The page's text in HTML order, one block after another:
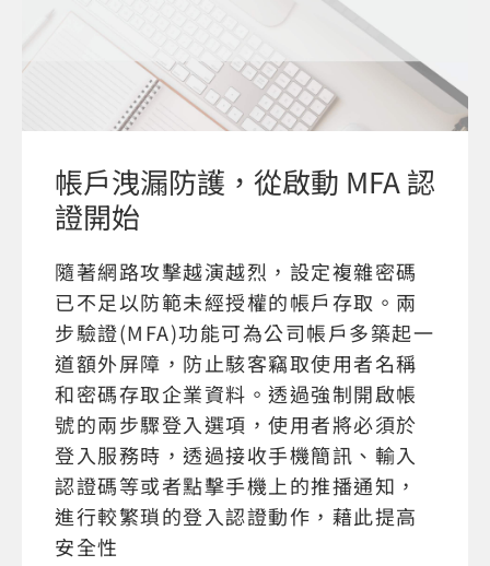
帳戶洩漏防護，從啟動 MFA 認
證開始
隨著網路攻擊越演越烈，設定複雜密碼
已不足以防範未經授權的帳戶存取。兩
步驗證(MFA)功能可為公司帳戶多築起一
道額外屏障，防止駭客竊取使用者名稱
和密碼存取企業資料。透過強制開啟帳
號的兩步驟登入選項，使用者將必須於
登入服務時，透過接收手機簡訊、輸入
認證碼等或者點擊手機上的推播通知，
進行較繁瑣的登入認證動作，藉此提高
安全性